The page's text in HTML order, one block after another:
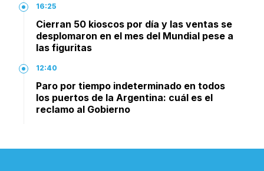
16:25
Cierran 50 kioscos por día y las ventas se
desplomaron en el mes del Mundial pese a
las figuritas
12:40
Paro por tiempo indeterminado en todos
los puertos de la Argentina: cuál es el
reclamo al Gobierno